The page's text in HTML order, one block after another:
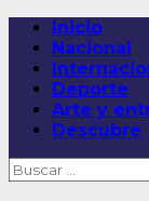
Menú
principal
Inicio
Nacional
Deporte
Arte y
Descubre
Buscar: